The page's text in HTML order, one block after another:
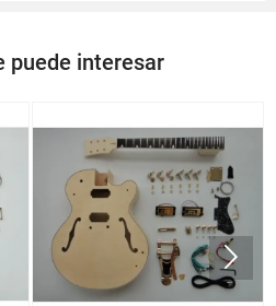
puede interesar
